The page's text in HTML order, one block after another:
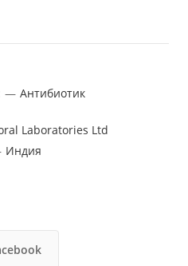
— Антибиотик
Laboratories Ltd
Индия